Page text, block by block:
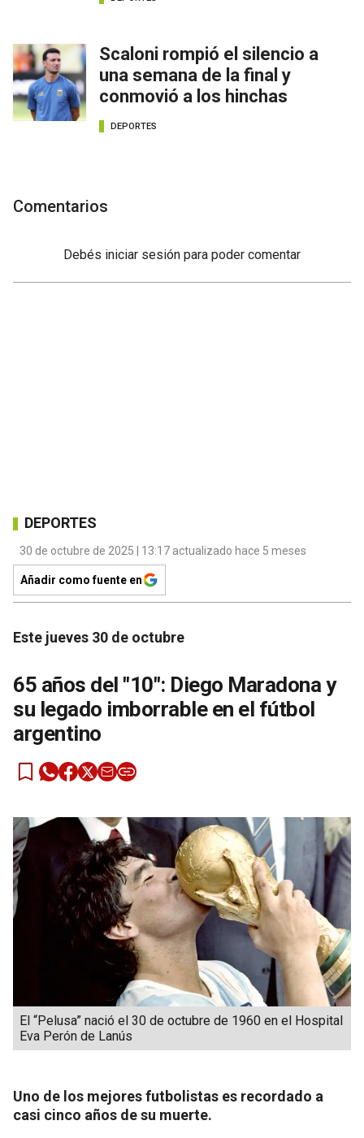
Scaloni rompió el silencio a
una semana de la final y
conmovió a los hinchas
DEPORTES
Comentarios
Debés iniciar sesión para poder comentar
DEPORTES
30 de octubre de 2025 | 13:17 actualizado hace 5 meses
Añadir como fuente en
Este jueves 30 de octubre
65 años del "10": Diego Maradona y
su legado imborrable en el fútbol
argentino
El “Pelusa” nació el 30 de octubre de 1960 en el Hospital
Eva Perón de Lanús
Uno de los mejores futbolistas es recordado a
casi cinco años de su muerte.